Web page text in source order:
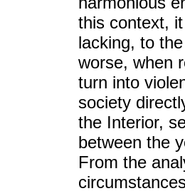
this context,
lacking, to
worse, when
turn into
society
the Interior,
between the
From the